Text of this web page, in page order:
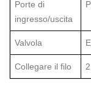
Porte di
ingresso/uscita
Valvola
Collegare il filo